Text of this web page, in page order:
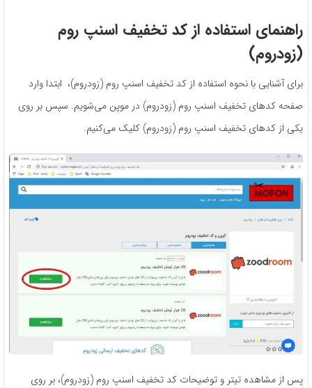
راهنمای استفاده از کد تخفیف اسنپ روم
(زودروم)
برای آشنایی با نحوه استفاده از کد تخفیف اسنپ روم (زودروم)، ابتدا وارد
صفحه کدهای تخفیف اسنپ روم (زودروم) در موپن می‌شویم. سپس بر روی
یکی از کدهای تخفیف اسنپ روم (زودروم) کلیک می‌کنیم.
پس از مشاهده تیتر و توضیحات کد تخفیف اسنپ روم (زودروم)، بر روی